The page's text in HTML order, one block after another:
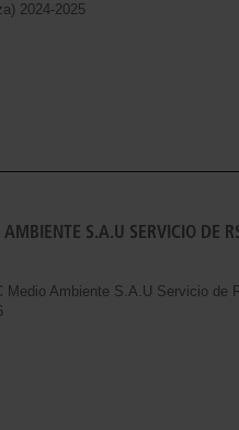
2024-2025
S.A.U SERVICIO DE
Ambiente S.A.U Servicio de